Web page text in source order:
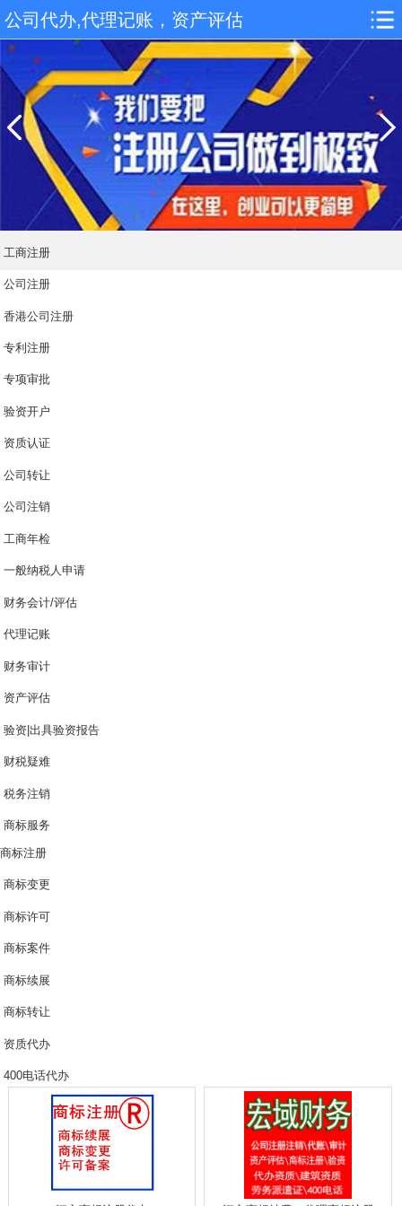
公司代办,代理记账，资产评估
工商注册
公司注册
香港公司注册
专利注册
专项审批
验资开户
资质认证
公司转让
公司注销
工商年检
一般纳税人申请
财务会计/评估
代理记账
财务审计
资产评估
验资|出具验资报告
财税疑难
税务注销
商标服务
商标注册
商标变更
商标许可
商标案件
商标续展
商标转让
资质代办
400电话代办